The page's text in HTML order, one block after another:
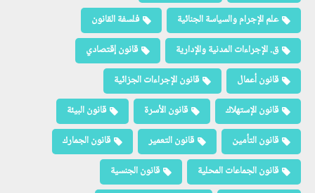
قانون المنافسة
قانون الوظيفة العامة
قانون مكافحة الفساد
قانون نزع الملكية
قرارات وآراء المحكمة الدستورية
قضايا قانونية
قوانين وتشريعات
مداخلات
مدخل العلوم القانونية
مذكرات وأطروحات
مسابقات
مسابقة القضاء
مسابقة المحاماة
مصطلحات